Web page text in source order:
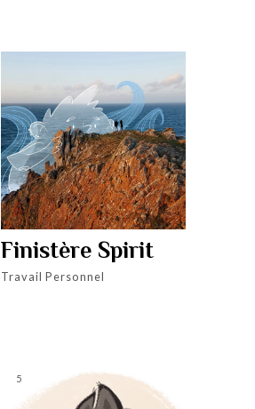
Finistère Spirit
Travail Personnel
5